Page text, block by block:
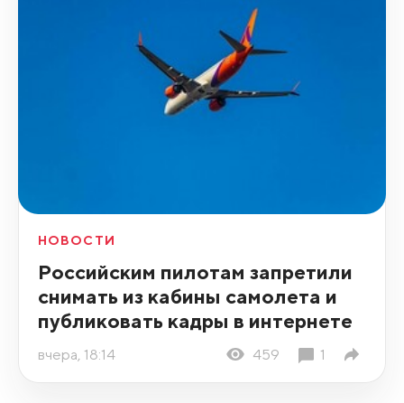
НОВОСТИ
Российским пилотам запретили
снимать из кабины самолета и
публиковать кадры в интернете
вчера, 18:14 459 1